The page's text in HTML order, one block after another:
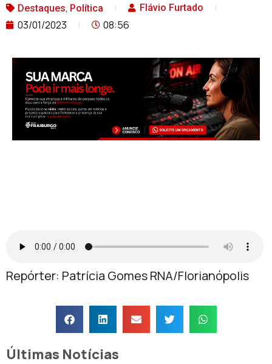
Destaques, Política Flávio Furtado
03/01/2023 08:56
Repórter: Patrícia Gomes RNA/Florianópolis
Últimas Notícias